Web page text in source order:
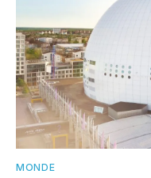
MONDE